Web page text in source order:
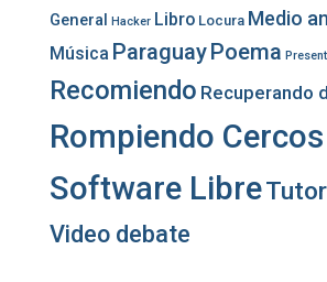
General Hacker Libro Locura Medio
Música ParaguayPoema
Recomiendo Recuperando
Rompiendo Cercos
Software Libre
Video debate